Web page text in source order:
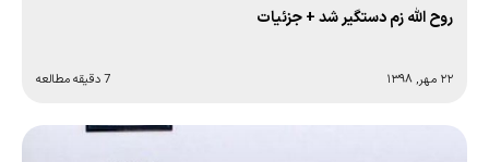
روح الله زم دستگیر شد + جزئیات
۲۲ مهر, ۱۳۹۸ 7 دقیقه مطالعه